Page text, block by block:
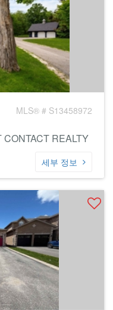
MLS® # S13458972
CONTACT REALTY
세부 정보